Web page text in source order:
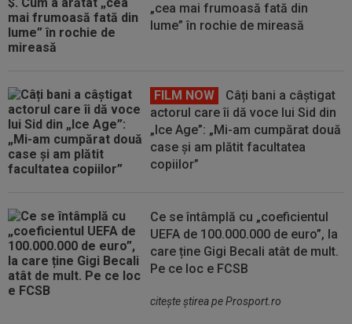
„cea mai frumoasă fată din
lume” în rochie de mireasă
FILM NOW
Câți bani a câștigat
actorul care îi dă voce lui Sid din
„Ice Age”: „Mi-am cumpărat două
case și am plătit facultatea
copiilor”
Ce se întâmplă cu „coeficientul
UEFA de 100.000.000 de euro”, la
care ține Gigi Becali atât de mult.
Pe ce loc e FCSB
citeşte ştirea pe Prosport.ro